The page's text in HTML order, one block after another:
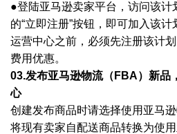
●登陆亚马逊卖家平台，访问该计
的“立即注册”按钮，即可加入该
运营中心之前，必须先注册该计
费用优惠。
03.发布亚马逊物流（FBA）新品
心
创建发布商品时请选择使用亚马
将现有卖家自配送商品转换为使